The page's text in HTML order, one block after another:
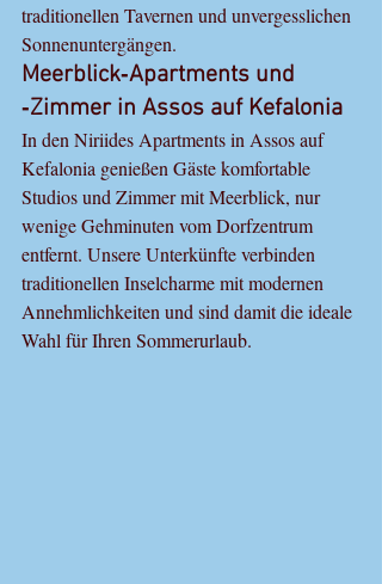
traditionellen Tavernen und unvergesslichen
Sonnenuntergängen.
Meerblick‑Apartments und
‑Zimmer in Assos auf Kefalonia
In den Niriides Apartments in Assos auf
Kefalonia genießen Gäste komfortable
Studios und Zimmer mit Meerblick, nur
wenige Gehminuten vom Dorfzentrum
entfernt. Unsere Unterkünfte verbinden
traditionellen Inselcharme mit modernen
Annehmlichkeiten und sind damit die ideale
Wahl für Ihren Sommerurlaub.